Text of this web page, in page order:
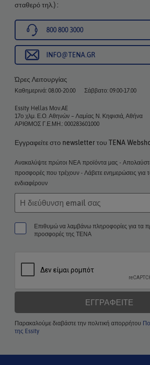
σταθερό τηλ.) :
800 800 3000
INFO@TENA.GR
Ώρες Λειτουργίας
Καθημερινά: 08.00-20.00 Σάββατο: 09.00-17.00
Essity Hellas Μον.AE
17ο χλμ. Ε.Ο. Αθηνών – Λαμίας Ν. Κηφισιά, Αθήνα
ΑΡΙΘΜΟΣ Γ.Ε.ΜΗ.: 000283601000
Εγγραφείτε στο newsletter του TENA
Ανακαλύψτε πρώτοι ΝΕΑ προϊόντα μας -
προσφορές που τρέχουν - Λάβετε ενημερώσεις για
ενδιαφέρουν
Επιθυμώ να λαμβάνω πληροφορίες για τα
προσφορές της ΤΕΝΑ
ΕΓΓΡΑΦΕΊΤΕ
Παρακαλούμε διαβάστε την πολιτική απορρήτου
της Essity